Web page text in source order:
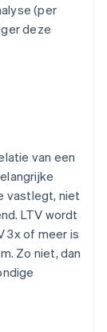
(per
deze
van een
vastlegt, niet
LTV wordt
3x of meer is
Zo niet, dan